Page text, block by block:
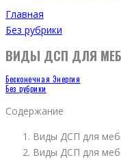
Главная
Без рубрики
ВИДЫ ДСП ДЛЯ
Бесконечная Энергия
Без рубрики
Содержание
Виды ДСП для
Виды ДСП для